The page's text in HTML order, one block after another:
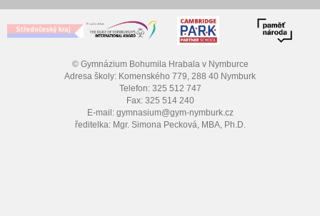
© Gymnázium Bohumila Hrabala v Nymburce
Adresa školy: Komenského 779, 288 40 Nymburk
Telefon: 325 512 747
Fax: 325 514 240
E-mail: gymnasium@gym-nymburk.cz
ředitelka: Mgr. Simona Pecková, MBA, Ph.D.